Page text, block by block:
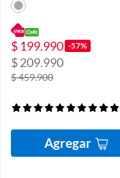
$ 199.990 -57%
$ 209.990
$ 459.900
Agregar